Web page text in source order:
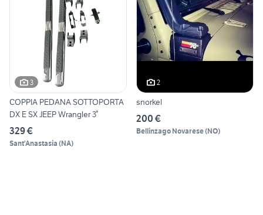
3
COPPIA PEDANA SOTTOPORTA
DX E SX JEEP Wrangler 3°
329 €
Sant'Anastasia (NA)
2
snorkel
200 €
Bellinzago Novarese(NO)